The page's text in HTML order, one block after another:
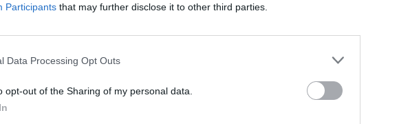
Participants that may further disclose it to other third parties.
Data Processing Opt Outs
opt-out of the Sharing of my personal data.
veszi rá a rosszra. Ő bánja, üti-vágja, kínozza, és
kutya mégse lesz emberevő, de az ember mégis
ha a buszon látja, ha egy étteremben ül a gazdája
de ha szüksége van rá, akkor a kutya fontos
belőle. Hányszor, de hányszor tanulhatnák
hogy megsimogatjuk a fejüket, vagy szaladgálunk